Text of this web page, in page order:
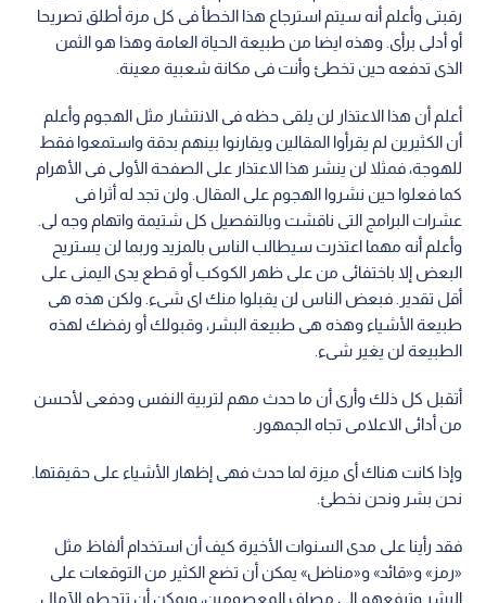
رقبتى وأعلم أنه سيتم استرجاع هذا الخطأ فى كل مرة أطلق تصريحا
أو أدلى برأى. وهذه ايضا من طبيعة الحياة العامة وهذا هو الثمن
الذى تدفعه حين تخطئ وأنت فى مكانة شعبية معينة.
أعلم أن هذا الاعتذار لن يلقى حظه فى الانتشار مثل الهجوم وأعلم
أن الكثيرين لم يقرأوا المقالين ويقارنوا بينهم بدقة واستمعوا فقط
للهوجة، فمثلا لن ينشر هذا الاعتذار على الصفحة الأولى فى الأهرام
كما فعلوا حين نشروا الهجوم على المقال. ولن تجد له أثرا فى
عشرات البرامج التى ناقشت وبالتفصيل كل شتيمة واتهام وجه لى.
وأعلم أنه مهما اعتذرت سيطالب الناس بالمزيد وربما لن يستريح
البعض إلا باختفائى من على ظهر الكوكب أو قطع يدى اليمنى على
أقل تقدير. فبعض الناس لن يقبلوا منك اى شىء. ولكن هذه هى
طبيعة الأشياء وهذه هى طبيعة البشر، وقبولك أو رفضك لهذه
الطبيعة لن يغير شىء.
أتقبل كل ذلك وأرى أن ما حدث مهم لتربية النفس ودفعى لأحسن
من أدائى الاعلامى تجاه الجمهور.
وإذا كانت هناك أى ميزة لما حدث فهى إظهار الأشياء على حقيقتها.
نحن بشر ونحن نخطئ.
فقد رأينا على مدى السنوات الأخيرة كيف أن استخدام ألفاظ مثل
«رمز» و«قائد» و«مناضل» يمكن أن تضع الكثير من التوقعات على
البشر وترفعهم إلى مصاف المعصومين، ويمكن أن تتحطم الآمال